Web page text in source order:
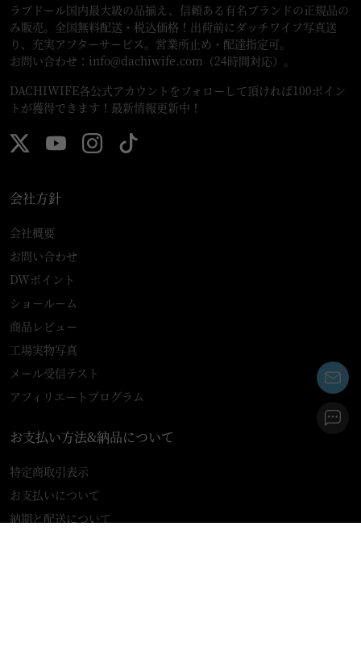
ラブドール国内最大級の品揃え、信頼ある有名ブランドの正規品の
み販売。全国無料配送・税込価格！出荷前にダッチワイフ写真送
り、充実アフターサービス。営業所止め・配達指定可。
お問い合わせ： info@dachiwife.com （24時間対応）。
DACHIWIFE各公式アカウントをフォローして頂ければ100ポイン
トが獲得できます！最新情報更新中！
会社方針
会社概要
お問い合わせ
DWポイント
ショールーム
商品レビュー
工場実物写真
メール受信テスト
アフィリエートプログラム
お支払い方法&納品について
特定商取引表示
お支払いについて
納期と配送について